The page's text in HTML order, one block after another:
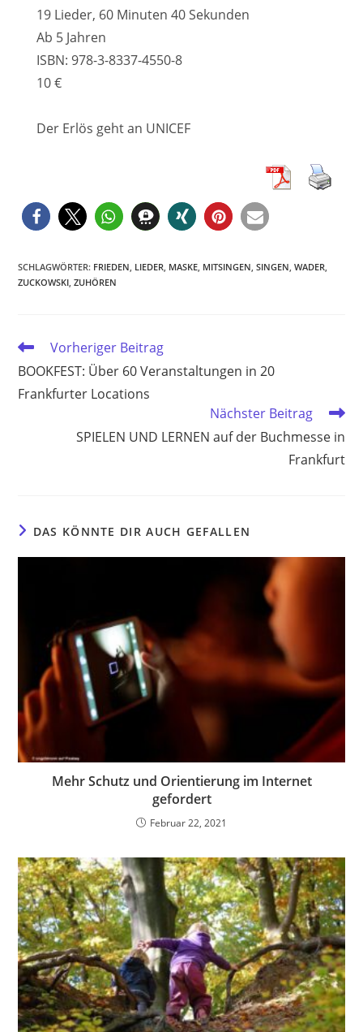
19 Lieder, 60 Minuten 40 Sekunden
Ab 5 Jahren
ISBN: 978-3-8337-4550-8
10 €
Der Erlös geht an UNICEF
SCHLAGWÖRTER: FRIEDEN, LIEDER, MASKE, MITSINGEN, SINGEN, WADER,
ZUCKOWSKI, ZUHÖREN
Weitere
ansehen
Vorheriger Beitrag
BOOKFEST: Über 60 Veranstaltungen in 20
Frankfurter Locations
Nächster Beitrag
SPIELEN UND LERNEN auf der Buchmesse in
Frankfurt
DAS KÖNNTE DIR AUCH GEFALLEN
Mehr Schutz und Orientierung im Internet
gefordert
Februar 22, 2021